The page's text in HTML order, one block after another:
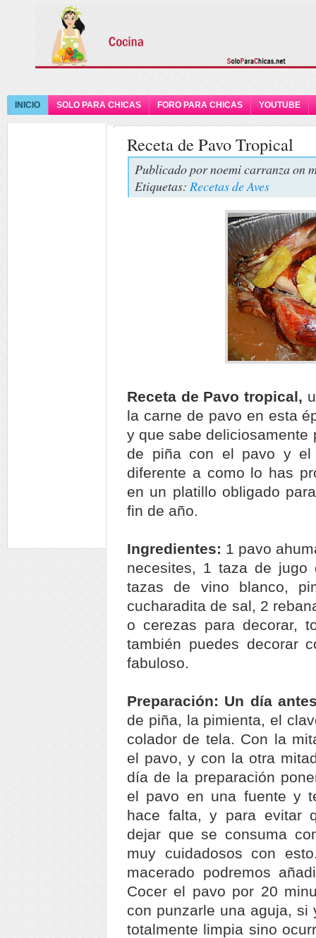
INICIO SOLO PARA CHICAS FORO PARA CHICAS YOUTUBE
Receta de Pavo Tropical
Publicado pornoemi carranzaon
Etiquetas: Recetas de Aves
Receta de Pavo tropical,
la carne de pavo en esta
y que sabe deliciosamente
de piña con el pavo y el
diferente a como lo has
en un platillo obligado
fin de año.
Ingredientes: 1 pavo
necesites, 1 taza de
tazas de vino blanco,
cucharadita de sal, 2
o cerezas para decorar,
también puedes decorar
fabuloso.
Preparación: Un día
de piña, la pimienta, el
colador de tela. Con la
el pavo, y con la otra
día de la preparación
el pavo en una fuente y
hace falta, y para evitar
dejar que se consuma
muy cuidadosos con
macerado podremos
Cocer el pavo por 20
con punzarle una aguja,
totalmente limpia sino